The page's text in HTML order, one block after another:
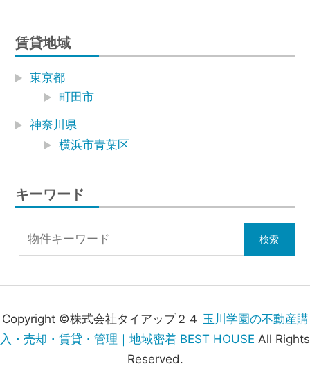
賃貸地域
東京都
町田市
神奈川県
横浜市青葉区
キーワード
Copyright ©株式会社タイアップ２４ 玉川学園の不動産購
入・売却・賃貸・管理｜地域密着 BEST HOUSE All Rights
Reserved.